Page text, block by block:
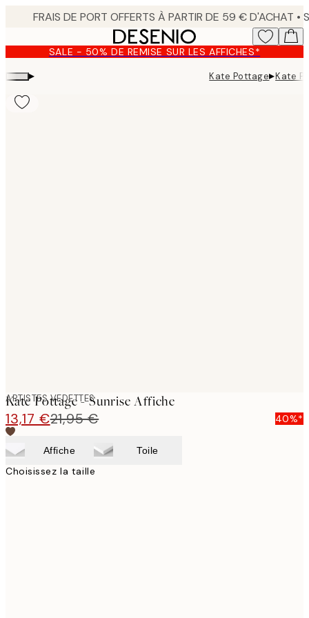
content.SALE - 50% DE REMISE SUR LES AFFICHES*
▸ Kate Pottage▸Kate
ARTISTES VEDETTES
Kate Pottage - Sunrise Affiche
13,17 €21,95 € 40%*
Affiche Toile
Choisissez la taille